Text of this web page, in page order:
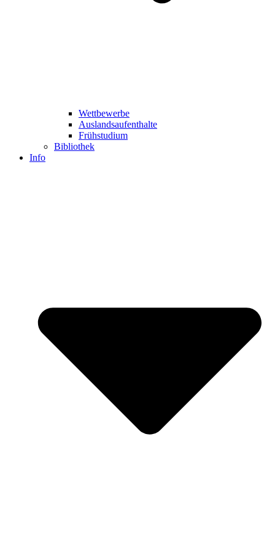
Wettbewerbe
Auslandsaufenthalte
Frühstudium
Bibliothek
Info